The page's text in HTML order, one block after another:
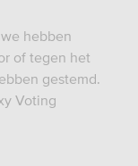
hebben
of tegen het
gestemd.
Voting